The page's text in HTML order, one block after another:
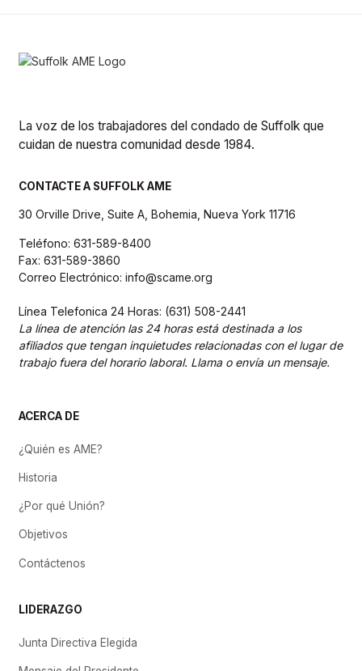
La voz de los trabajadores del condado de Suffolk que
cuidan de nuestra comunidad desde 1984.
CONTACTE A SUFFOLK AME
30 Orville Drive, Suite A, Bohemia, Nueva York 11716
Teléfono: 631-589-8400
Fax: 631-589-3860
Correo Electrónico: info@scame.org
Línea Telefonica 24 Horas: (631) 508-2441
La línea de atención las 24 horas está destinada a los
afiliados que tengan inquietudes relacionadas con el lugar de
trabajo fuera del horario laboral. Llama o envía un mensaje.
ACERCA DE
¿Quién es AME?
Historia
¿Por qué Unión?
Objetivos
Contáctenos
LIDERAZGO
Junta Directiva Elegida